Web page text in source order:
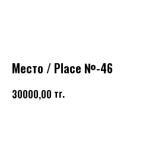
Место / Place №-46
30000,00 тг.